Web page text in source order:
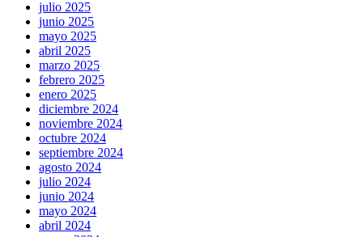
julio 2025
junio 2025
mayo 2025
abril 2025
marzo 2025
febrero 2025
enero 2025
diciembre 2024
noviembre 2024
octubre 2024
septiembre 2024
agosto 2024
julio 2024
junio 2024
mayo 2024
abril 2024